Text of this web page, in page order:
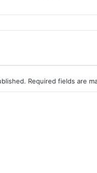
Required fields are